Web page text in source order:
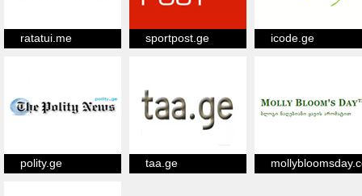
ratatui.me sportpost.ge icode.ge
polity.ge taa.ge